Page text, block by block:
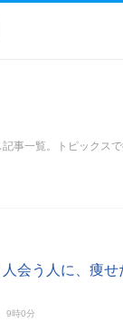
事一覧。トピックス
人会う人に、痩
9時0分